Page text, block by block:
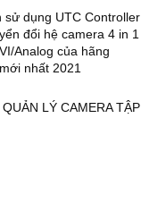
sử dụng UTC Controller
đổi hệ camera 4 in 1
Analog của hãng
nhất 2021
LÝ CAMERA TẬP